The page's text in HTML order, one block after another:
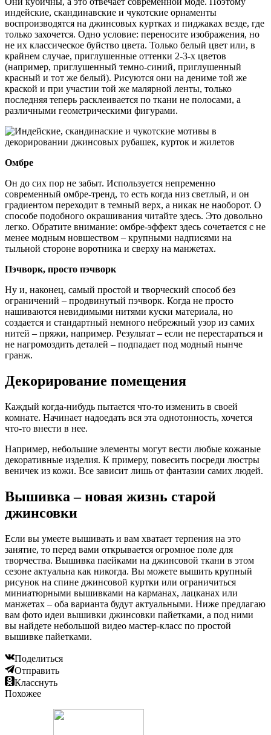
индейские, скандинавские и чукотские орнаменты
воспроизводятся на джинсовых куртках и пиджаках везде, где
только захочется. Одно условие: переносите изображения, но
не их классическое буйство цвета. Только белый цвет или, в
крайнем случае, приглушенные оттенки 2-3-х цветов
(например, приглушенный темно-синий, приглушенный
красный и тот же белый). Рисуются они на дениме той же
краской и при участии той же малярной ленты, только
последняя теперь расклеивается по ткани не полосами, а
различными геометрическими фигурами.
Омбре
Он до сих пор не забыт. Используется непременно
современный омбре-тренд, то есть когда низ светлый, и он
градиентом переходит в темный верх, а никак не наоборот. О
способе подобного окрашивания читайте здесь. Это довольно
легко. Обратите внимание: омбре-эффект здесь сочетается с не
менее модным новшеством – крупными надписями на
тыльной стороне воротника и сверху на манжетах.
Пэчворк, просто пэчворк
Ну и, наконец, самый простой и творческий способ без
ограничений – продвинутый пэчворк. Когда не просто
нашиваются невидимыми нитями куски материала, но
создается и стандартный немного небрежный узор из самих
нитей – пряжи, например. Результат – если не перестараться и
не нагромоздить деталей – подпадает под модный нынче
гранж.
Декорирование помещения
Каждый когда-нибудь пытается что-то изменить в своей
комнате. Начинает надоедать вся эта однотонность, хочется
что-то внести в нее.
Например, небольшие элементы могут вести любые кожаные
декоративные изделия. К примеру, повесить посреди люстры
веничек из кожи. Все зависит лишь от фантазии самих людей.
Вышивка – новая жизнь старой
джинсовки
Если вы умеете вышивать и вам хватает терпения на это
занятие, то перед вами открывается огромное поле для
творчества. Вышивка паейками на джинсовой ткани в этом
сезоне актуальна как никогда. Вы можете вышить крупный
рисунок на спине джинсовой куртки или ограничиться
миниатюрными вышивками на карманах, лацканах или
манжетах – оба варианта будут актуальными. Ниже предлагаю
вам фото идеи вышивки джинсовки пайетками, а под ними
вы найдете небольшой видео мастер-класс по простой
вышивке пайетками.
Поделиться
Отправить
Класснуть
Похожее